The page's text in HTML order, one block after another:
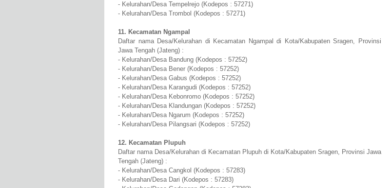
- Kelurahan/Desa Tempelrejo (Kodepos : 57271)
- Kelurahan/Desa Trombol (Kodepos : 57271)
11. Kecamatan Ngampal
Daftar nama Desa/Kelurahan di Kecamatan Ngampal di Kota/Kabupaten Sragen, Provinsi
Jawa Tengah (Jateng) :
- Kelurahan/Desa Bandung (Kodepos : 57252)
- Kelurahan/Desa Bener (Kodepos : 57252)
- Kelurahan/Desa Gabus (Kodepos : 57252)
- Kelurahan/Desa Karangudi (Kodepos : 57252)
- Kelurahan/Desa Kebonromo (Kodepos : 57252)
- Kelurahan/Desa Klandungan (Kodepos : 57252)
- Kelurahan/Desa Ngarum (Kodepos : 57252)
- Kelurahan/Desa Pilangsari (Kodepos : 57252)
12. Kecamatan Plupuh
Daftar nama Desa/Kelurahan di Kecamatan Plupuh di Kota/Kabupaten Sragen, Provinsi Jawa
Tengah (Jateng) :
- Kelurahan/Desa Cangkol (Kodepos : 57283)
- Kelurahan/Desa Dari (Kodepos : 57283)